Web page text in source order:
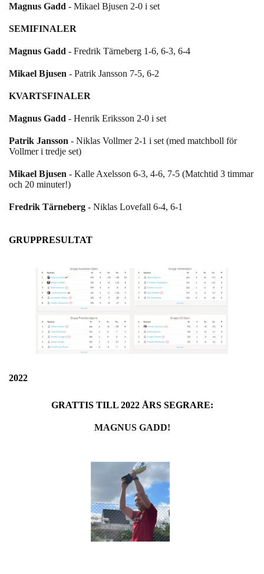
Magnus Gadd - Mikael Bjusen 2-0 i set
SEMIFINALER
Magnus Gadd - Fredrik Tärneberg 1-6, 6-3, 6-4
Mikael Bjusen - Patrik Jansson 7-5, 6-2
KVARTSFINALER
Magnus Gadd - Henrik Eriksson 2-0 i set
Patrik Jansson - Niklas Vollmer 2-1 i set (med matchboll för
Vollmer i tredje set)
Mikael Bjusen - Kalle Axelsson 6-3, 4-6, 7-5 (Matchtid 3 timmar
och 20 minuter!)
Fredrik Tärneberg - Niklas Lovefall 6-4, 6-1
GRUPPRESULTAT
2022
GRATTIS TILL 2022 ÅRS SEGRARE:
MAGNUS GADD!